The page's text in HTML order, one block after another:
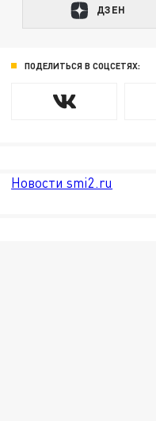
ДЗЕН
ПОДЕЛИТЬСЯ В СОЦСЕТЯХ:
Новости smi2.ru